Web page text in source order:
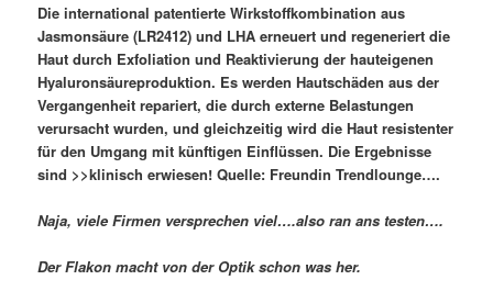
Die international patentierte Wirkstoffkombination aus
Jasmonsäure (LR2412) und LHA erneuert und regeneriert die
Haut durch Exfoliation und Reaktivierung der hauteigenen
Hyaluronsäureproduktion. Es werden Hautschäden aus der
Vergangenheit repariert, die durch externe Belastungen
verursacht wurden, und gleichzeitig wird die Haut resistenter
für den Umgang mit künftigen Einflüssen. Die Ergebnisse
sind >>klinisch erwiesen! Quelle: Freundin Trendlounge….
Naja, viele Firmen versprechen viel….also ran ans testen….
Der Flakon macht von der Optik schon was her.